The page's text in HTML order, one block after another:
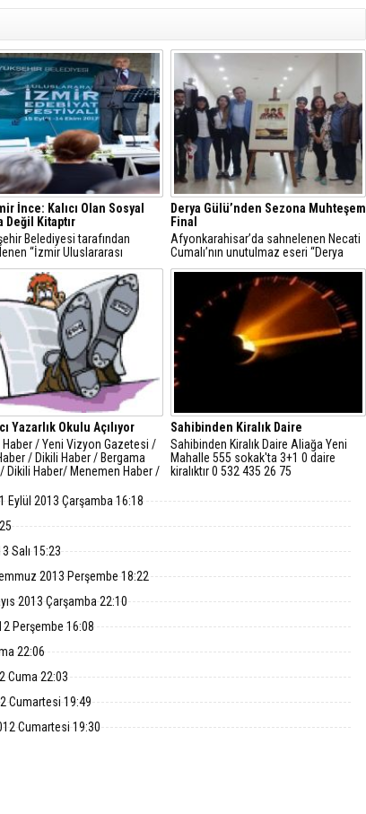
İnce: Kalıcı Olan Sosyal
Değil Kitaptır
Belediyesi tarafından
“İzmir Uluslararası
Festivali” kapılarını 2. kez
Derya Gülü’nden Sezona Muhteşem
Final
Afyonkarahisar’da sahnelenen Necati
Cumalı’nın unutulmaz eseri “Derya
Gülü” adlı tiyatro oyunu sezona
muhteşen bir finalle veda etti.
Yazarlık Okulu Açılıyor
Haber / Yeni Vizyon Gazetesi /
/ Dikili Haber / Bergama
Dikili Haber/ Menemen Haber /
ve Seferihisar Belediyesi
yapımı tamamlanan
Yazarlık Uygulama ve
Sahibinden Kiralık Daire
Sahibinden Kiralık Daire Aliağa Yeni
Mahalle 555 sokak'ta 3+1 0 daire
kiralıktır 0 532 435 26 75
Eylül 2013 Çarşamba 16:18
Salı 15:23
2013 Perşembe 18:22
2013 Çarşamba 22:10
Perşembe 16:08
22:06
Cuma 22:03
Cumartesi 19:49
Cumartesi 19:30